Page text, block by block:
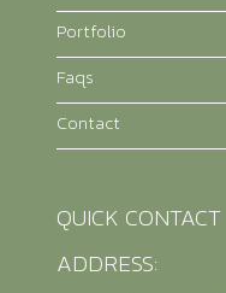
Portfolio
Faqs
Contact
QUICK CONTACT
ADDRESS: